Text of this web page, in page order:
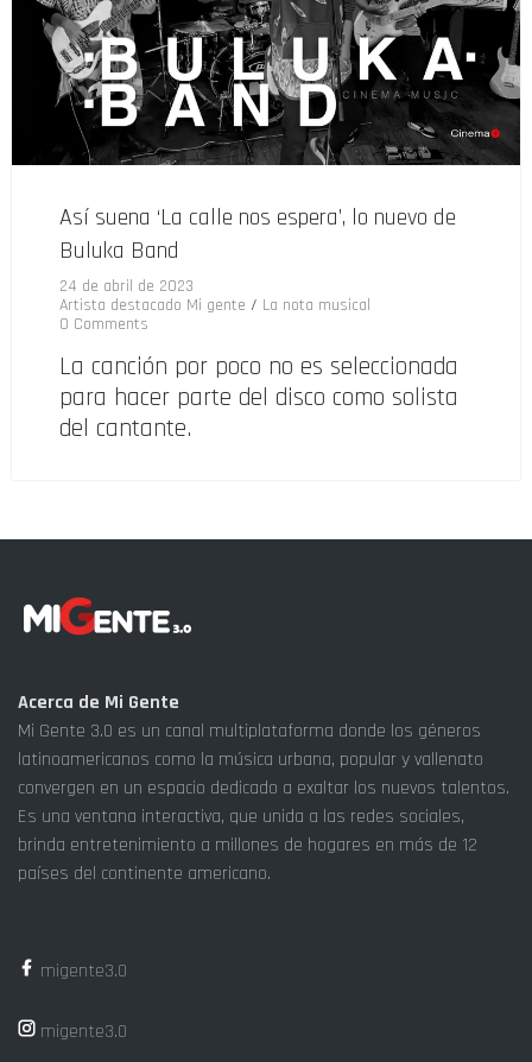
Así suena ‘La calle nos espera’, lo nuevo de
Buluka Band
24 de abril de 2023
Artista destacado Mi gente / La nota musical
0 Comments
La canción por poco no es seleccionada
para hacer parte del disco como solista
del cantante.
Acerca de Mi Gente
Mi Gente 3.0 es un canal multiplataforma donde los géneros
latinoamericanos como la música urbana, popular y vallenato
convergen en un espacio dedicado a exaltar los nuevos talentos.
Es una ventana interactiva, que unida a las redes sociales,
brinda entretenimiento a millones de hogares en más de 12
países del continente americano.
migente3.0
migente3.0